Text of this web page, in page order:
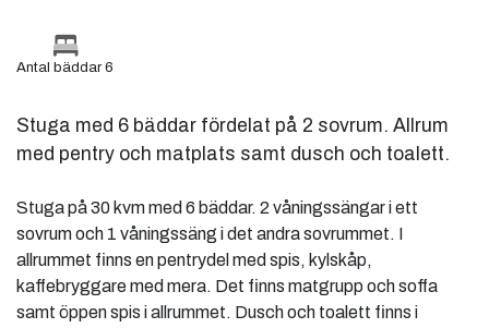
Antal bäddar 6
Stuga med 6 bäddar fördelat på 2 sovrum. Allrum
med pentry och matplats samt dusch och toalett.
Stuga på 30 kvm med 6 bäddar. 2 våningssängar i ett
sovrum och 1 våningssäng i det andra sovrummet. I
allrummet finns en pentrydel med spis, kylskåp,
kaffebryggare med mera. Det finns matgrupp och soffa
samt öppen spis i allrummet. Dusch och toalett finns i